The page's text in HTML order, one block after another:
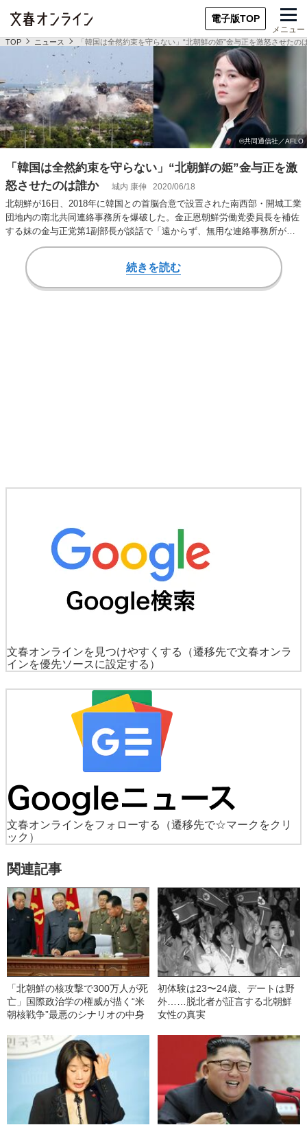
電子版TOP
メニュー
TOP ニュース 「韓国は全然約束を守らない」“北朝鮮の姫”金与正を激怒させたの
「韓国は全然約束を守らない」“北朝鮮の姫”金与正を激
怒させたのは誰か
城内 康伸 2020/06/18
北朝鮮が16日、2018年に韓国との首脳合意で設置された南西部・開城工業
団地内の南北共同連絡事務所を爆破した。金正恩朝鮮労働党委員長を補佐
する妹の金与正党第1副部長が談話で「遠からず、無用な連絡事務所が跡
形もなく崩…
続きを読む
文春オンラインを見つけやすくする
（遷移先で文春オンラ
インを優先ソースに設定する）
文春オンラインをフォローする
（遷移先で☆マークをクリ
ック）
関連記事
「北朝鮮の核攻撃で300万人が死
亡」国際政治学の権威が描く“米
朝核戦争”最悪のシナリオの中身
初体験は23〜24歳、デートは野
外……脱北者が証言する北朝鮮
女性の真実